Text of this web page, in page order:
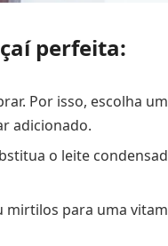
perfeita:
Por isso, escolha
adicionado.
o leite
para uma